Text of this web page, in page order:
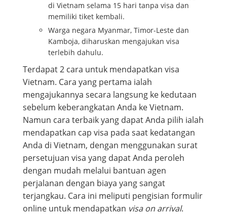
di Vietnam selama 15 hari tanpa visa dan
memiliki tiket kembali.
Warga negara Myanmar, Timor-Leste dan
Kamboja, diharuskan mengajukan visa
terlebih dahulu.
Terdapat 2 cara untuk mendapatkan visa
Vietnam. Cara yang pertama ialah
mengajukannya secara langsung ke kedutaan
sebelum keberangkatan Anda ke Vietnam.
Namun cara terbaik yang dapat Anda pilih ialah
mendapatkan cap visa pada saat kedatangan
Anda di Vietnam, dengan menggunakan surat
persetujuan visa yang dapat Anda peroleh
dengan mudah melalui bantuan agen
perjalanan dengan biaya yang sangat
terjangkau. Cara ini meliputi pengisian formulir
online untuk mendapatkan visa on arrival.